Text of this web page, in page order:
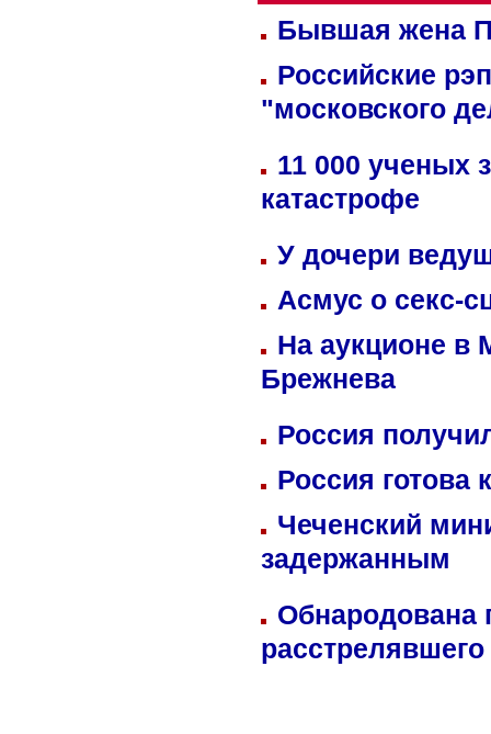
Бывшая жена
Российские
"московского
11 000 ученых
катастрофе
У дочери
Асмус о секс-
На аукционе в
Брежнева
Россия
Россия готова
Чеченский
задержанным
Обнародована